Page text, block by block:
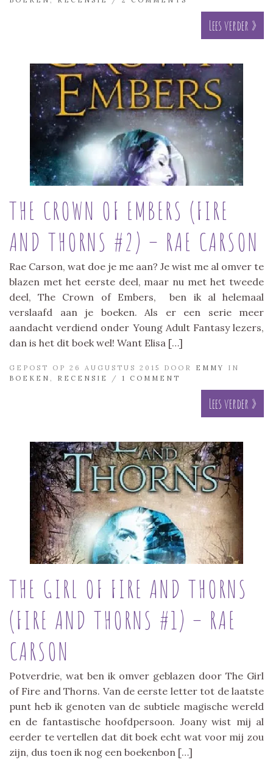
Lees verder »
THE CROWN OF EMBERS (FIRE
AND THORNS #2) – RAE CARSON
Rae Carson, wat doe je me aan? Je wist me al omver te
blazen met het eerste deel, maar nu met het tweede
deel, The Crown of Embers, ben ik al helemaal
verslaafd aan je boeken. Als er een serie meer
aandacht verdiend onder Young Adult Fantasy lezers,
dan is het dit boek wel! Want Elisa […]
GEPOST OP 26 AUGUSTUS 2015 DOOR EMMY
IN
BOEKEN
RECENSIE / 1 COMMENT
Lees verder »
THE GIRL OF FIRE AND THORNS
(FIRE AND THORNS #1) – RAE
CARSON
Potverdrie, wat ben ik omver geblazen door The Girl
of Fire and Thorns. Van de eerste letter tot de laatste
punt heb ik genoten van de subtiele magische wereld
en de fantastische hoofdpersoon. Joany wist mij al
eerder te vertellen dat dit boek echt wat voor mij zou
zijn, dus toen ik nog een boekenbon […]